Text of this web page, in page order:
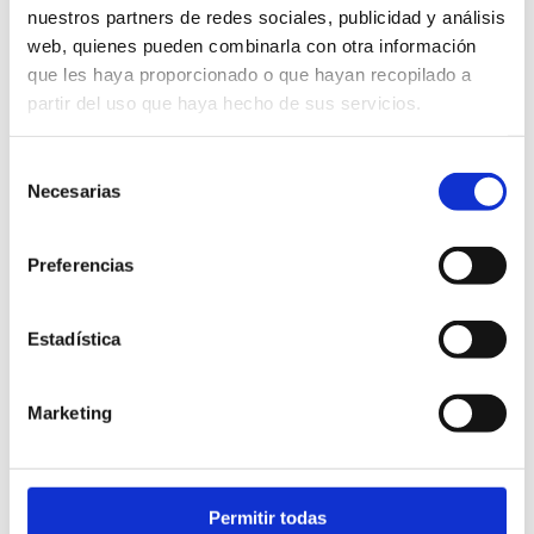
nuestros partners de redes sociales, publicidad y análisis
web, quienes pueden combinarla con otra información
que les haya proporcionado o que hayan recopilado a
partir del uso que haya hecho de sus servicios.
Necesarias
Preferencias
Estadística
Marketing
Permitir todas
Situation:De l'accès de la jetée sud jusqu'au
ravin de L'Emboixar (digue situé au bout de la
promenade)
Étendue:1,2 km
Richesse environnementale :
Antonio et abrite des prairies de posidonies
Drapeau bleu 2026